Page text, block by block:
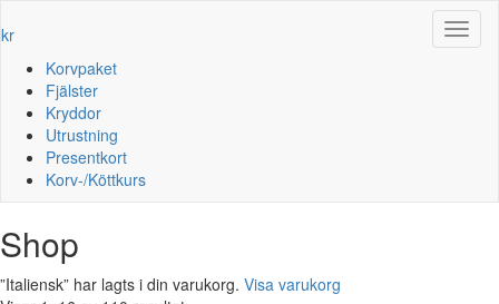
kr
Korvpaket
Fjälster
Kryddor
Utrustning
Presentkort
Korv-/Köttkurs
Shop
”Italiensk” har lagts i din varukorg. Visa varukorg